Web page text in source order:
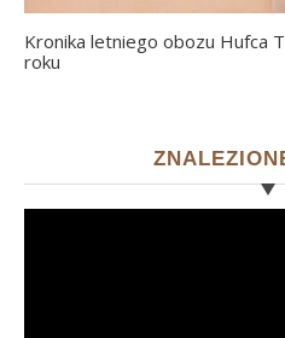
Kronika letniego obozu Hufca
roku